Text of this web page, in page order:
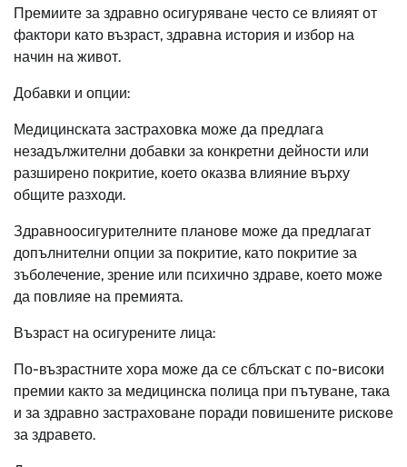
Премиите за здравно осигуряване често се влияят от
фактори като възраст, здравна история и избор на
начин на живот.
Добавки и опции:
Медицинската застраховка може да предлага
незадължителни добавки за конкретни дейности или
разширено покритие, което оказва влияние върху
общите разходи.
Здравноосигурителните планове може да предлагат
допълнителни опции за покритие, като покритие за
зъболечение, зрение или психично здраве, което може
да повлияе на премията.
Възраст на осигурените лица:
По-възрастните хора може да се сблъскат с по-високи
премии както за медицинска полица при пътуване, така
и за здравно застраховане поради повишените рискове
за здравето.